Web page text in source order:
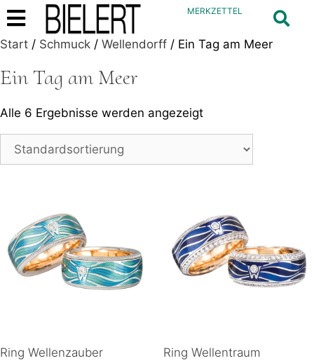
MERKZETTEL
Start / Schmuck / Wellendorff / Ein Tag am Meer
Ein Tag am Meer
Alle 6 Ergebnisse werden angezeigt
Ring Wellenzauber Ring Wellentraum